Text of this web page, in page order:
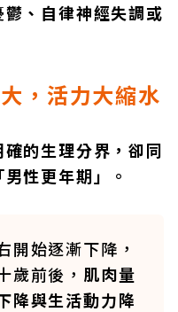
、自律神經失調或
，活力大縮水
的生理分界，卻同
性更年期」。
開始逐漸下降，
歲前後， 肌肉量
降與生活動力降